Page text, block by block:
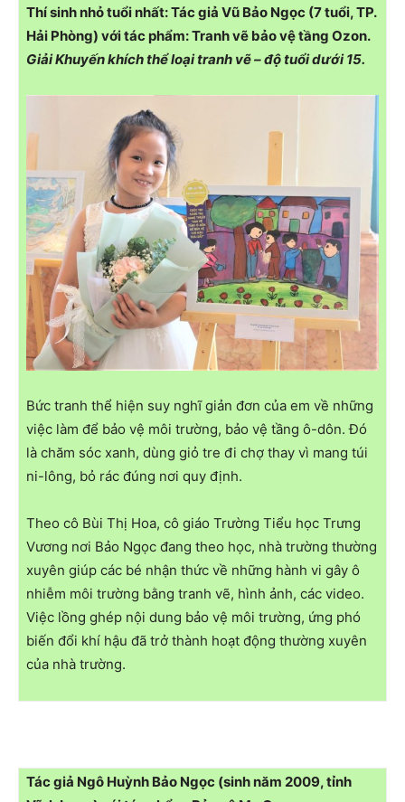
Thí sinh nhỏ tuổi nhất: Tác giả Vũ Bảo Ngọc (7 tuổi, TP.
Hải Phòng) với tác phẩm: Tranh vẽ bảo vệ tầng Ozon.
Giải Khuyến khích thể loại tranh vẽ – độ tuổi dưới 15.
Bức tranh thể hiện suy nghĩ giản đơn của em về những
việc làm để bảo vệ môi trường, bảo vệ tầng ô-dôn. Đó
là chăm sóc xanh, dùng giỏ tre đi chợ thay vì mang túi
ni-lông, bỏ rác đúng nơi quy định.
Theo cô Bùi Thị Hoa, cô giáo Trường Tiểu học Trưng
Vương nơi Bảo Ngọc đang theo học, nhà trường thường
xuyên giúp các bé nhận thức về những hành vi gây ô
nhiễm môi trường bằng tranh vẽ, hình ảnh, các video.
Việc lồng ghép nội dung bảo vệ môi trường, ứng phó
biến đổi khí hậu đã trở thành hoạt động thường xuyên
của nhà trường.
Tác giả Ngô Huỳnh Bảo Ngọc (sinh năm 2009, tỉnh